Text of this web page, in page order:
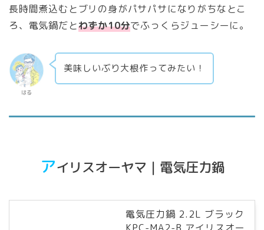
長時間煮込むとブリの身がパサパサになりがちなとこ
ろ、電気鍋だとわずか10分でふっくらジューシーに。
はる
美味しいぶり大根作ってみたい！
アイリスオーヤマ｜電気圧力鍋
電気圧力鍋 2.2L ブラック